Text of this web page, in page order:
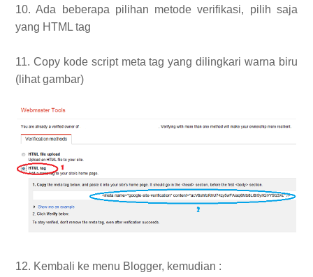
10. Ada beberapa pilihan metode verifikasi, pilih saja
yang HTML tag
11. Copy kode script meta tag yang dilingkari warna biru
(lihat gambar)
12. Kembali ke menu Blogger, kemudian :